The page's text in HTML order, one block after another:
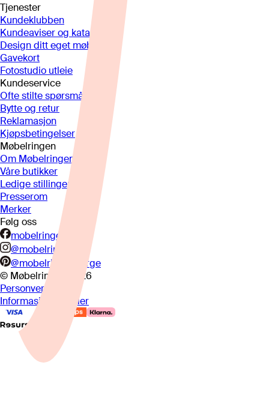
Tjenester
Kundeklubben
Kundeaviser og kataloger
Design ditt eget møbel
Gavekort
Fotostudio utleie
Kundeservice
Ofte stilte spørsmål
Bytte og retur
Reklamasjon
Kjøpsbetingelser
Møbelringen
Om Møbelringen
Våre butikker
Ledige stillinger
Presserom
Merker
Følg oss
mobelringen.no
@mobelringen
@mobelringennorge
© Møbelringen
2026
Personvern
Informasjonskapsler